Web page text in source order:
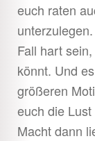
euch raten
Fall hart
könnt. Und
größeren
euch die
Macht dann